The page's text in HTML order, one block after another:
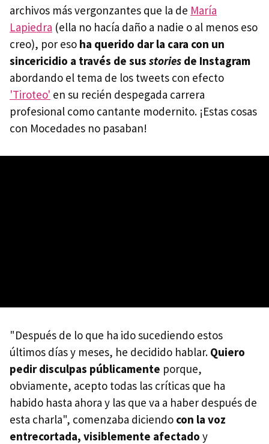
archivos más vergonzantes que la de María
Lapiedra (ella no hacía daño a nadie o al menos eso
creo), por eso ha querido dar la cara con un
sincericidio a través de sus stories de Instagram
abordando el tema de los tweets con efecto
'Tiroteo' en su recién despegada carrera
profesional como cantante modernito. ¡Estas cosas
con Mocedades no pasaban!
"Después de lo que ha ido sucediendo estos
últimos días y meses, he decidido hablar. Quiero
pedir disculpas públicamente porque,
obviamente, acepto todas las críticas que ha
habido hasta ahora y las que va a haber después de
esta charla", comenzaba diciendo con la voz
entrecortada, visiblemente afectado y